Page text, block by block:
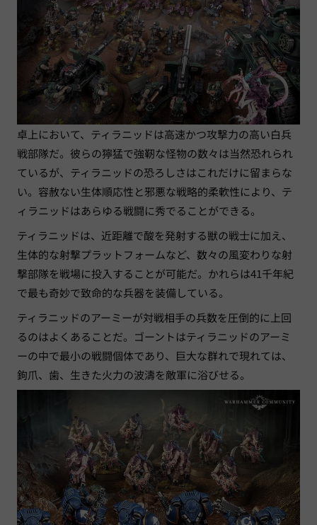
卓上において、ティラニッドは高速かつ攻撃力の高い白兵
戦部隊だ。彼らの獰猛で強靭な怪物の数々は当然恐れられ
ているが、ティラニッドの恐ろしさはこれだけに留まらな
い。容赦ない生体順応性と邪悪な戦略的柔軟性により、テ
ィラニッドはあらゆる戦闘に秀でることができる。
ティラニッドは、近距離で酸を発射する獣の戦士に加え、
生体的な射撃プラットフォームなど、数々の風変わりな射
撃部隊を戦場に投入することが可能だ。かれらは41千年紀
で最も奇妙で致命的な兵器を装備している。
ティラニッドのアーミーが対戦相手の兵数を圧倒的に上回
るのはよくあることだ。ゴーントはティラニッドのアーミ
ーの中で最小の戦闘個体であり、巨大な群れで現れては、
鉤爪、歯、生きた火力の波濤を敵軍に浴びせる。